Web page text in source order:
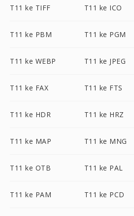
T11 ke TIFF T11 ke ICO
T11 ke PBM T11 ke PGM
T11 ke WEBP T11 ke JPEG
T11 ke FAX T11 ke FTS
T11 ke HDR T11 ke HRZ
T11 ke MAP T11 ke MNG
T11 ke OTB T11 ke PAL
T11 ke PAM T11 ke PCD